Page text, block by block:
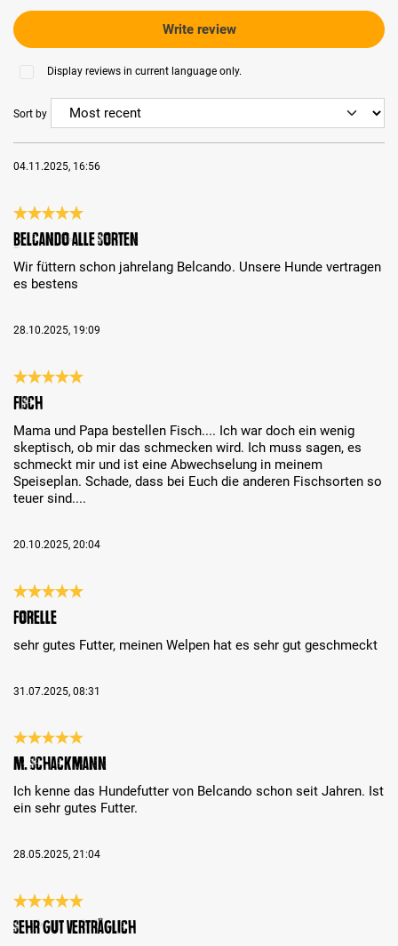
Write review
Display reviews in current language only.
Sort by
04.11.2025, 16:56
Review with rating of 5 out of 5 stars
Belcando alle Sorten
Wir füttern schon jahrelang Belcando. Unsere Hunde vertragen
es bestens
28.10.2025, 19:09
Review with rating of 5 out of 5 stars
Fisch
Mama und Papa bestellen Fisch.... Ich war doch ein wenig
skeptisch, ob mir das schmecken wird. Ich muss sagen, es
schmeckt mir und ist eine Abwechselung in meinem
Speiseplan. Schade, dass bei Euch die anderen Fischsorten so
teuer sind....
20.10.2025, 20:04
Review with rating of 5 out of 5 stars
Forelle
sehr gutes Futter, meinen Welpen hat es sehr gut geschmeckt
31.07.2025, 08:31
Review with rating of 5 out of 5 stars
M. Schackmann
Ich kenne das Hundefutter von Belcando schon seit Jahren. Ist
ein sehr gutes Futter.
28.05.2025, 21:04
Review with rating of 5 out of 5 stars
Sehr gut verträglich